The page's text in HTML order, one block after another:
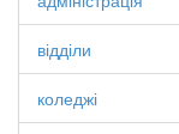
відділи
коледжі